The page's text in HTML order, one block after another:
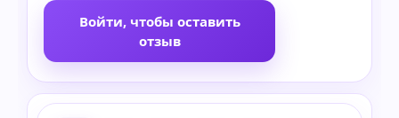
Войти, чтобы оставить
отзыв